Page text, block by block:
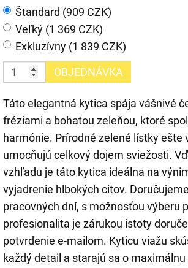
Štandard (909 CZK)
Veľký (1 369 CZK)
Exkluzívny (1 839 CZK)
OBJEDNÁVKA
Táto elegantná kytica spája vášnivé
fréziami a bohatou zeleňou, ktoré
harmónie. Prírodné zelené lístky ešte
umocňujú celkový dojem sviežosti.
vzhľadu je táto kytica ideálna na
vyjadrenie hlbokých citov.
pracovných dní, s možnosťou výberu
profesionalita je zárukou istoty
potvrdenie e-mailom. Kyticu viažu
každý detail a starajú sa o